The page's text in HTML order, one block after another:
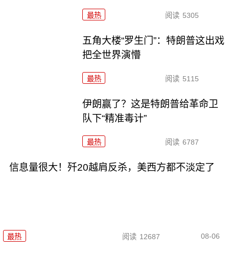
最热 阅读 5305
五角大楼“罗生门”：特朗普这出戏
把全世界演懵
最热 阅读 5115
伊朗赢了？这是特朗普给革命卫
队下“精准毒计”
最热 阅读 6787
信息量很大！歼20越肩反杀，美西方都不淡定了
最热 阅读 12687 08-06